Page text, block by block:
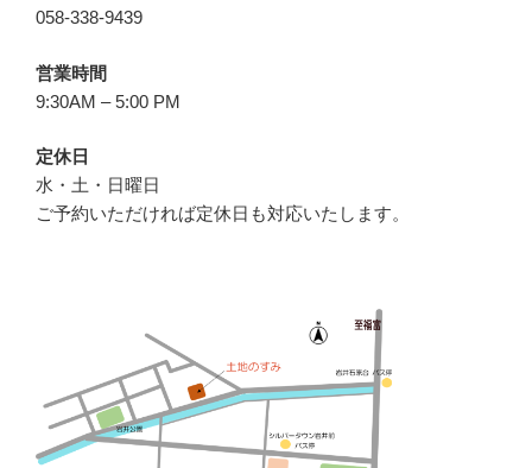
058-338-9439
営業時間
9:30AM – 5:00 PM
定休日
水・土・日曜日
ご予約いただければ定休日も対応いたします。